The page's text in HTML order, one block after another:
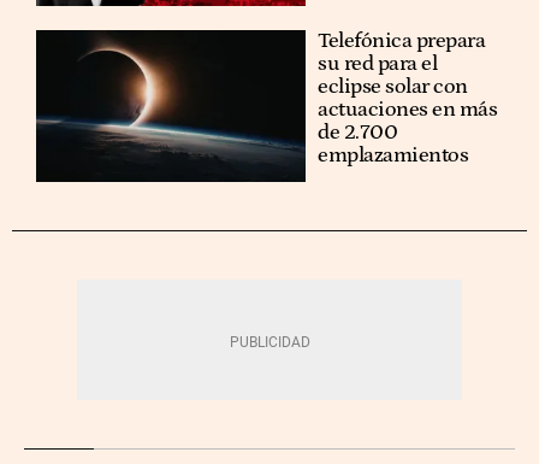
Telefónica prepara
su red para el
eclipse solar con
actuaciones en más
de 2.700
emplazamientos